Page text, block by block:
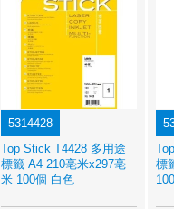
5314428
Top Stick T4428 多用途
標籤 A4 210亳米x297亳
米 100個 白色
標